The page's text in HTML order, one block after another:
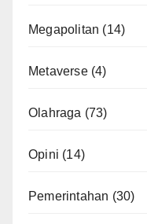
Megapolitan (14)
Metaverse(4)
Olahraga (73)
Opini (14)
Pemerintahan (30)